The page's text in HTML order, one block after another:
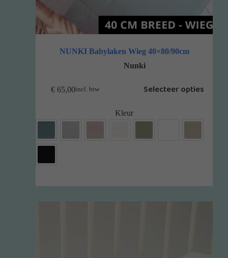
NUNKI Babylaken Wieg 40×80/90cm
Nunki
€65,00incl. btw Selecteer opties
Kleur